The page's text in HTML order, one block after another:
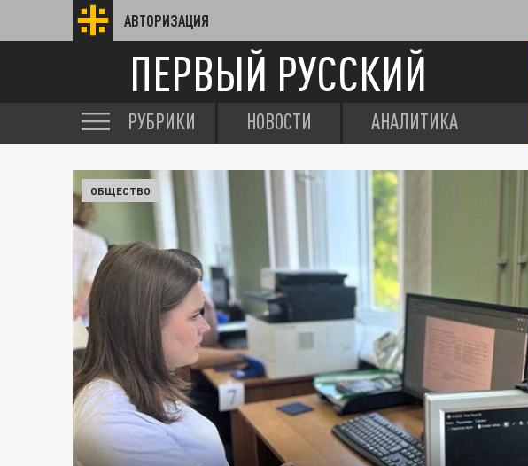
АВТОРИЗАЦИЯ
ПЕРВЫЙ РУССКИЙ
РУБРИКИ НОВОСТИ АНАЛИТИКА
ОБЩЕСТВО